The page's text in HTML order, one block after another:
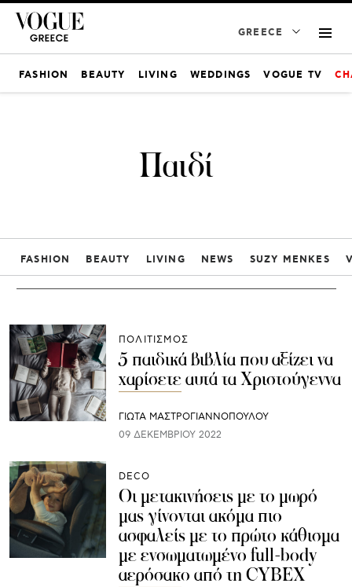
GREECE
FASHION BEAUTY LIVING WEDDINGS VOGUE TV
Παιδί
FASHION BEAUTY LIVING NEWS SUZY MENKES
ΠΟΛΙΤΙΣΜΟΣ
5 παιδικά βιβλία που αξίζει να
χαρίσετε αυτά τα Χριστούγεννα
ΓΙΩΤΑ ΜΑΣΤΡΟΓΙΑΝΝΟΠΟΥΛΟΥ
09 ΔΕΚΕΜΒΡΊΟΥ 2022
DECO
Οι μετακινήσεις με το μωρό
μας γίνονται ακόμα πιο
ασφαλείς με το πρώτο κάθισμα
με ενσωματωμένο full-body
αερόσακο από τη CYBEX